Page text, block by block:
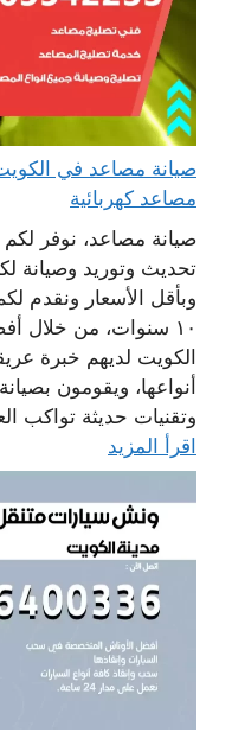
مصاعد كهربائية
صيانة مصاعد، نوفر
تحديث وتوريد وصيانة
وبأقل الأسعار ونقدم
١٠ سنوات، من خلال
الكويت لديهم خبرة
أنواعها، ويقومون
وتقنيات حديثة تواكب
اقرأ المزيد